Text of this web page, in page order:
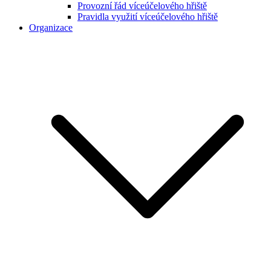
Provozní řád víceúčelového hřiště
Pravidla využití víceúčelového hřiště
Organizace